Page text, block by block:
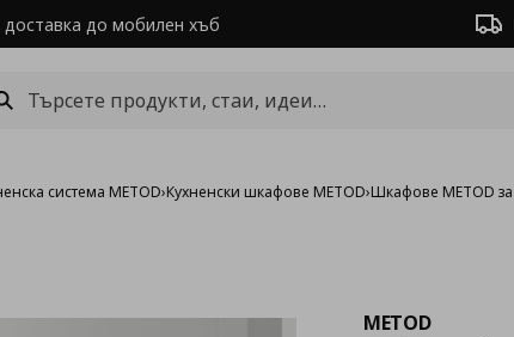
доставка до мобилен хъб
система METOD›Кухненски шкафове METOD›Шкафове METOD
METOD